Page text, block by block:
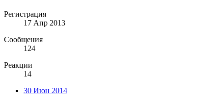
Регистрация
17 Апр 2013
Сообщения
124
Реакции
14
30 Июн 2014